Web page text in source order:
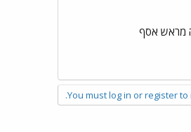
You must log in or register to